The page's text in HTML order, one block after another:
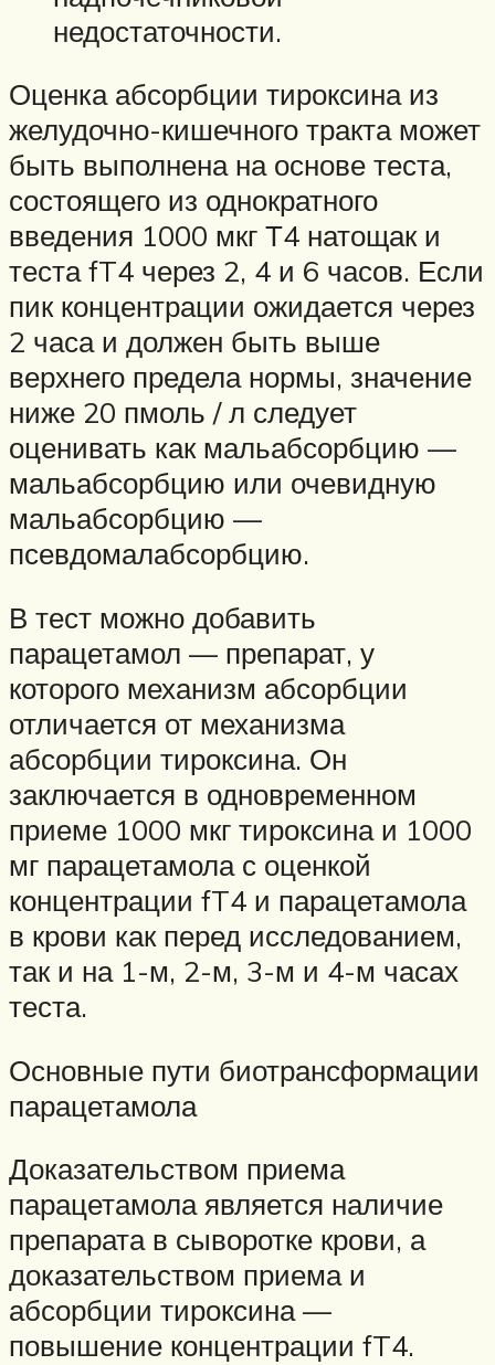
недостаточности.
Оценка абсорбции тироксина из
желудочно-кишечного тракта может
быть выполнена на основе теста,
состоящего из однократного
введения 1000 мкг Т4 натощак и
теста fT4 через 2, 4 и 6 часов. Если
пик концентрации ожидается через
2 часа и должен быть выше
верхнего предела нормы, значение
ниже 20 пмоль / л следует
оценивать как мальабсорбцию —
мальабсорбцию или очевидную
мальабсорбцию —
псевдомалабсорбцию.
В тест можно добавить
парацетамол — препарат, у
которого механизм абсорбции
отличается от механизма
абсорбции тироксина. Он
заключается в одновременном
приеме 1000 мкг тироксина и 1000
мг парацетамола с оценкой
концентрации fT4 и парацетамола
в крови как перед исследованием,
так и на 1-м, 2-м, 3-м и 4-м часах
теста.
Основные пути биотрансформации
парацетамола
Доказательством приема
парацетамола является наличие
препарата в сыворотке крови, а
доказательством приема и
абсорбции тироксина —
повышение концентрации fT4.